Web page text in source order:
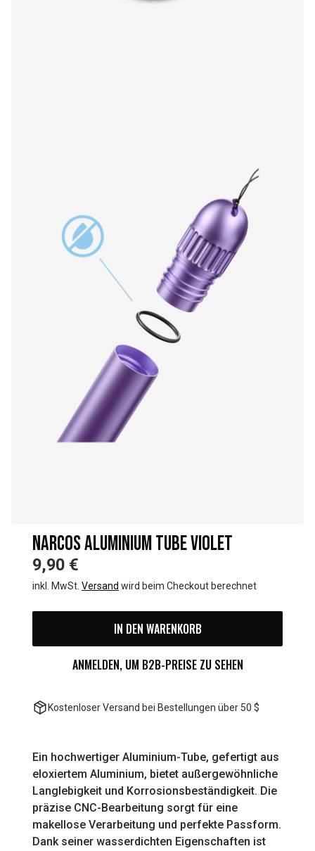
NARCOS ALUMINIUM TUBE VIOLET
9,90 €
inkl. MwSt. Versand wird beim Checkout berechnet
IN DEN WARENKORB
ANMELDEN, UM B2B-PREISE ZU SEHEN
Kostenloser Versand bei Bestellungen über 50 $
Ein hochwertiger Aluminium-Tube, gefertigt aus
eloxiertem Aluminium, bietet außergewöhnliche
Langlebigkeit und Korrosionsbeständigkeit. Die
präzise CNC-Bearbeitung sorgt für eine
makellose Verarbeitung und perfekte Passform.
Dank seiner wasserdichten Eigenschaften ist